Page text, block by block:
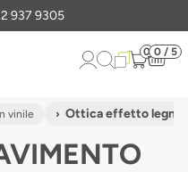
gratuiti
0 0 / 5
vinile Ottica effetto legno